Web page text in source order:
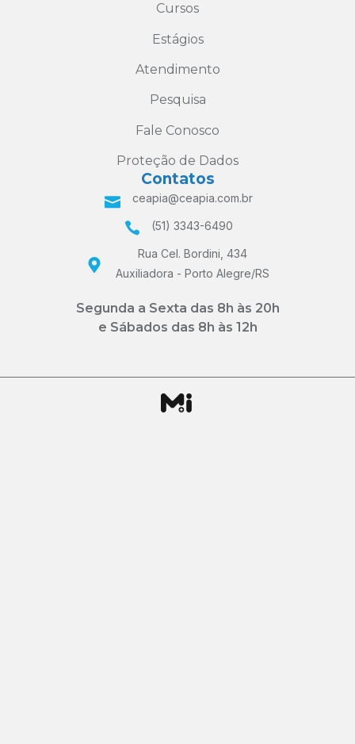
Cursos
Estágios
Atendimento
Pesquisa
Fale Conosco
Proteção de Dados
Contatos
ceapia@ceapia.com.br
(51) 3343-6490
Rua Cel. Bordini, 434
Auxiliadora - Porto Alegre/RS
Segunda a Sexta das 8h às 20h
e Sábados das 8h às 12h